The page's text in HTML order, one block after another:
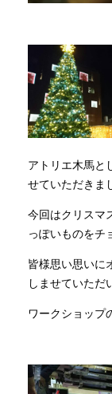
お問い合
アトリエ木馬と
せていただきま
今回はクリスマ
っぽいものをチ
皆様思い思いに
しませていただ
ワークショップ